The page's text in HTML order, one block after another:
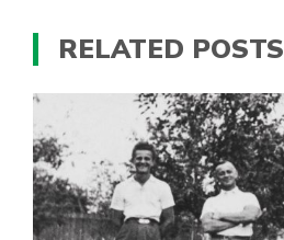
RELATED POSTS